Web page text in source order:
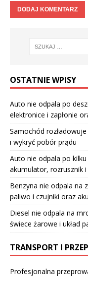
OSTATNIE WPISY
Auto nie odpala po
elektronice i zapłonie
Samochód
i wykryć pobór prądu
Auto nie odpala po
akumulator, rozrusznik i
Benzyna nie odpala na
paliwo i czujniki oraz
Diesel nie odpala na
świece żarowe i układ
TRANSPORT I
Profesjonalna